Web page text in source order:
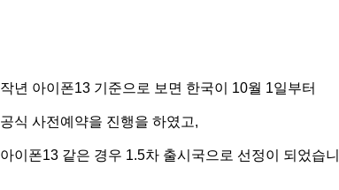
작년 아이폰13 기준으로 보면 한국이 10월 1일부터
공식 사전예약을 진행을 하였고,
아이폰13 같은 경우 1.5차 출시국으로 선정이 되었습